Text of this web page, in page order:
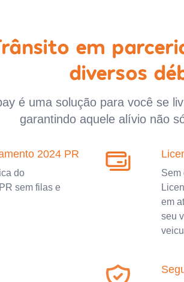
em
diversos
é uma solução para você se
garantindo aquele alívio não
2024 PR
do
sem filas e
Sem
em
seu